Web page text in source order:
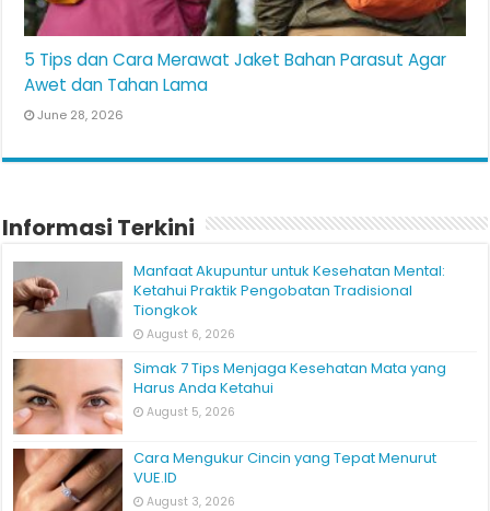
5 Tips dan Cara Merawat Jaket Bahan Parasut Agar
Awet dan Tahan Lama
June 28, 2026
Informasi Terkini
Manfaat Akupuntur untuk Kesehatan Mental:
Ketahui Praktik Pengobatan Tradisional
Tiongkok
August 6, 2026
Simak 7 Tips Menjaga Kesehatan Mata yang
Harus Anda Ketahui
August 5, 2026
Cara Mengukur Cincin yang Tepat Menurut
VUE.ID
August 3, 2026